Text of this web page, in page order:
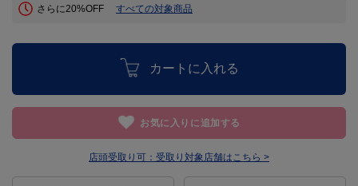
さらに20%OFF すべての対象商品
カートに入れる
お気に入りに追加する
店頭受取り可： 受取り対象店舗はこちら >